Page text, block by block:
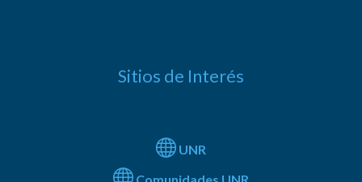
Sitios de Interés
UNR